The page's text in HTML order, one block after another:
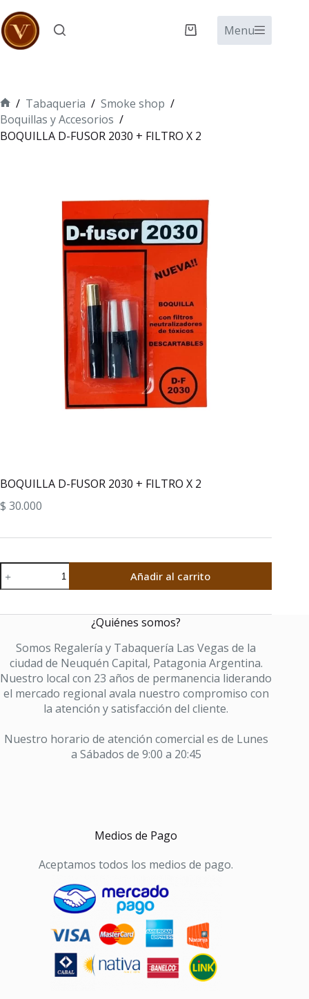
al
contenido
Carro
Menu
Inicio
/ Tabaqueria / Smoke shop /
Boquillas y Accesorios /
BOQUILLA D-FUSOR 2030 + FILTRO X 2
BOQUILLA D-FUSOR 2030 + FILTRO X 2
$ 30.000
D-
cantidad
Añadir al carrito
¿Quiénes somos?
Somos Regalería y Tabaquería Las Vegas de la
ciudad de Neuquén Capital, Patagonia Argentina.
Nuestro local con 23 años de permanencia liderando
el mercado regional avala nuestro compromiso con
la atención y satisfacción del cliente.
Nuestro horario de atención comercial es de Lunes
a Sábados de 9:00 a 20:45
Medios de Pago
Aceptamos todos los medios de pago.